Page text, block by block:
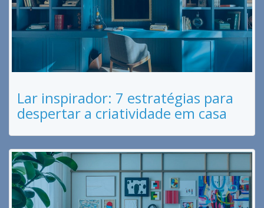
Lar inspirador: 7 estratégias para
despertar a criatividade em casa